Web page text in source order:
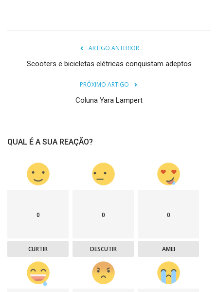
ARTIGO ANTERIOR
Scooters e bicicletas elétricas conquistam adeptos
PRÓXIMO ARTIGO
Coluna Yara Lampert
QUAL É A SUA REAÇÃO?
0
CURTIR
0
DESCUTIR
0
AMEI